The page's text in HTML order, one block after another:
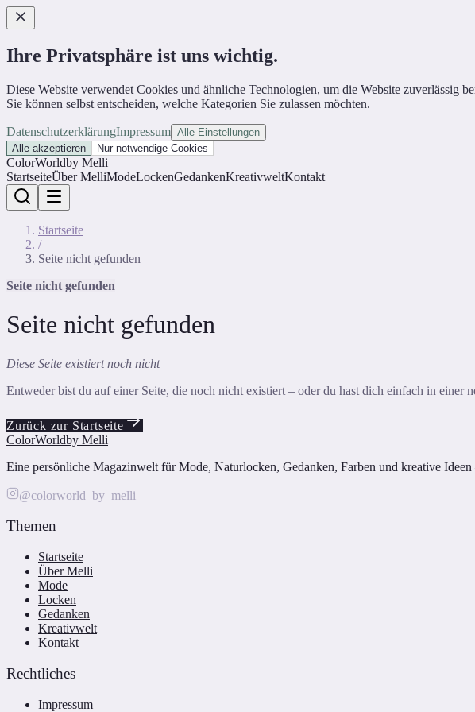
Ihre Privatsphäre ist uns wichtig.
Diese Website verwendet Cookies und ähnliche Technologien, um die Website zuverlässig
Sie können selbst entscheiden, welche Kategorien Sie zulassen möchten.
DatenschutzerklärungImpressum Alle Einstellungen
Alle akzeptieren
Nur notwendige Cookies
ColorWorldby Melli
StartseiteÜber MelliModeLockenGedankenKreativweltKontakt
Startseite
/
Seite nicht gefunden
Seite nicht gefunden
Seite nicht gefunden
Diese Seite existiert noch nicht
Entweder bist du auf einer Seite, die noch nicht existiert – oder du hast dich einfach in einer
Zurück zur Startseite
ColorWorldby Melli
Eine persönliche Magazinwelt für Mode, Naturlocken, Gedanken, Farben und kreative
@colorworld_by_melli
Themen
Startseite
Über Melli
Mode
Locken
Gedanken
Kreativwelt
Kontakt
Rechtliches
Impressum